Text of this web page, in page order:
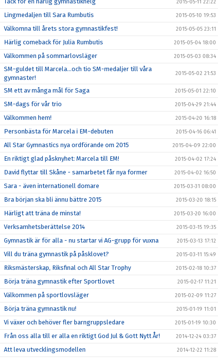
2015-05-11 22:22
Lingmedaljen till Sara Rumbutis 2015-05-10 19:53
Välkomna till årets stora gymnastikfest! 2015-05-05 23:11
Härlig comeback för Julia Rumbutis 2015-05-04 18:00
Välkommen på sommarlovsläger 2015-05-03 08:34
SM-guldet till Marcela...och tio SM-medaljer till våra
gymnaster!
2015-05-02 21:53
SM ett av många mål för Saga 2015-05-01 22:10
SM-dags för vår trio 2015-04-29 21:44
Välkommen hem! 2015-04-20 16:18
Personbästa för Marcela i EM-debuten 2015-04-16 06:41
All Star Gymnastics nya ordförande om 2015 2015-04-09 22:00
En riktigt glad påsknyhet: Marcela till EM! 2015-04-02 17:24
David flyttar till Skåne - samarbetet får nya former 2015-04-02 16:50
Sara - även internationell domare 2015-03-31 08:00
Bra början ska bli ännu bättre 2015 2015-03-20 18:15
Härligt att träna de minsta! 2015-03-20 16:00
Verksamhetsberättelse 2014 2015-03-15 19:35
Gymnastik är för alla - nu startar vi AG-grupp för vuxna 2015-03-13 17:12
Vill du träna gymnastik på påsklovet? 2015-03-11 15:49
Riksmästerskap, Riksfinal och All Star Trophy 2015-02-18 10:37
Börja träna gymnastik efter Sportlovet 2015-02-17 11:21
Välkommen på sportlovsläger 2015-02-09 11:27
Börja träna gymnastik nu! 2015-01-19 11:01
Vi växer och behöver fler barngruppsledare 2015-01-19 10:30
Från oss alla till er alla en riktigt God Jul & Gott Nytt År! 2014-12-24 03:37
Att leva utvecklingsmodellen 2014-12-22 11:28